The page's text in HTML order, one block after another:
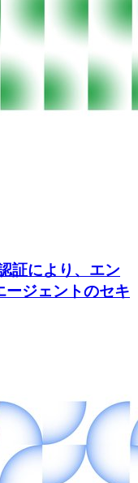
証により、エン
ージェントのセキ